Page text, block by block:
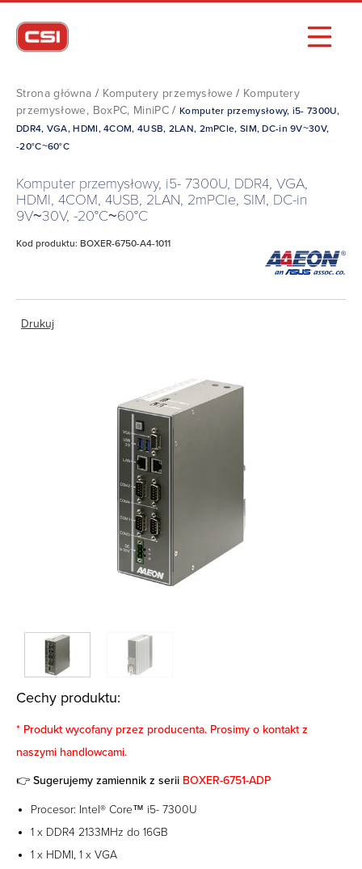
Strona główna / Komputery przemysłowe / Komputery
przemysłowe, BoxPC, MiniPC /Komputer przemysłowy, i5- 7300U,
DDR4, VGA, HDMI, 4COM, 4USB, 2LAN, 2mPCle, SIM, DC-in 9V~30V,
-20°C~60°C
Komputer przemysłowy, i5- 7300U, DDR4, VGA,
HDMI, 4COM, 4USB, 2LAN, 2mPCle, SIM, DC-in
9V~30V, -20°C~60°C
Kod produktu: BOXER-6750-A4-1011
Drukuj
Cechy produktu:
* Produkt wycofany przez producenta. Prosimy o kontakt z
naszymi handlowcami.
👉 Sugerujemy zamiennik z serii BOXER-6751-ADP
Procesor: Intel® Core™ i5- 7300U
1 x DDR4 2133MHz do 16GB
1 x HDMI, 1 x VGA